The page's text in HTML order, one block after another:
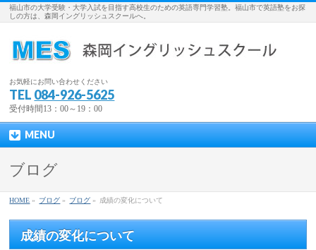
福山市の大学受験・大学入試を目指す高校生のための英語専門学習塾。福山市で英語塾をお探
しの方は、森岡イングリッシュスクールへ。
お気軽にお問い合わせください
TEL 084-926-5625
受付時間13：00～19：00
MENU
ブログ
HOME » ブログ » ブログ » 成績の変化について
成績の変化について